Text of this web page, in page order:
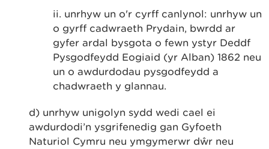
ii. unrhyw un o'r cyrff canlynol: unrhyw un
o gyrff cadwraeth Prydain, bwrdd ar
gyfer ardal bysgota o fewn ystyr Deddf
Pysgodfeydd Eogiaid (yr Alban) 1862 neu
un o awdurdodau pysgodfeydd a
chadwraeth y glannau.
d) unrhyw unigolyn sydd wedi cael ei
awdurdodi’n ysgrifenedig gan Gyfoeth
Naturiol Cymru neu ymgymerwr dŵr neu